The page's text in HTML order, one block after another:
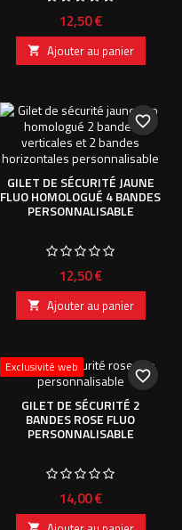
Prix
12,50 €
 Ajouter au panier
GILET DE SÉCURITÉ JAUNE
FLUO HOMOLOGUÉ 4 BANDES
PERSONNALISABLE
Prix
12,50 €
 Ajouter au panier
favorite_border
Exclusivité web
GILET DE SÉCURITÉ 2
BANDES ROSE FLUO
PERSONNALISABLE
Prix
14,00 €
favorite_border